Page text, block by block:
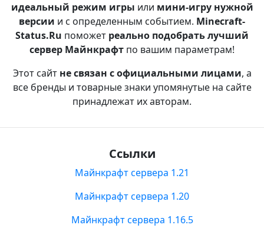
идеальный режим игры или мини-игру нужной
версии и с определенным событием. Minecraft-
Status.Ru поможет реально подобрать лучший
сервер Майнкрафт по вашим параметрам!
Этот сайт не связан с официальными лицами, а
все бренды и товарные знаки упомянутые на сайте
принадлежат их авторам.
Ссылки
Майнкрафт сервера 1.21
Майнкрафт сервера 1.20
Майнкрафт сервера 1.16.5